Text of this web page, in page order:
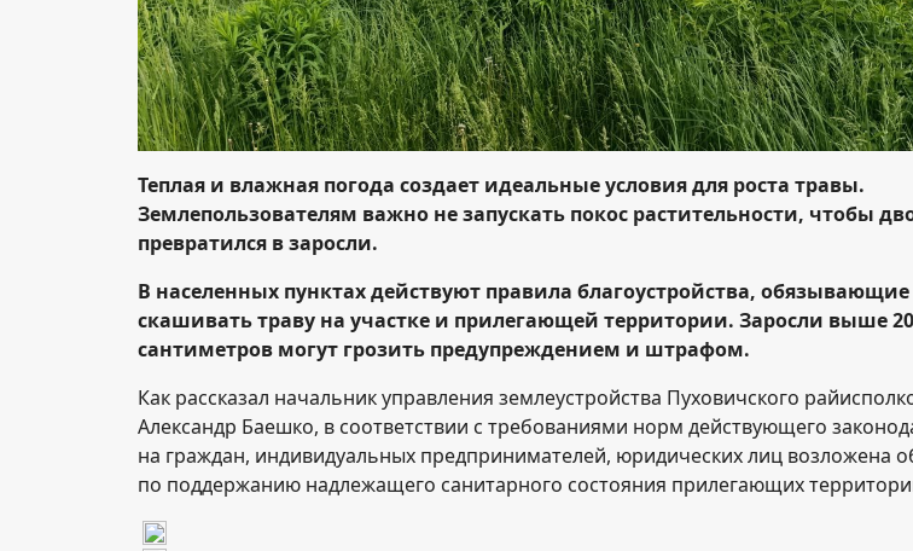
Теплая и влажная погода создает идеальные условия для роста травы.
Землепользователям важно не запускать покос растительности, чтобы
превратился в заросли.
В населенных пунктах действуют правила благоустройства, обязывающие
скашивать траву на участке и прилегающей территории. Заросли выше
сантиметров могут грозить предупреждением и штрафом.
Как рассказал начальник управления землеустройства Пуховичского
Александр Баешко, в соответствии с требованиями норм действующего
на граждан, индивидуальных предпринимателей, юридических лиц возложена
по поддержанию надлежащего санитарного состояния прилегающих